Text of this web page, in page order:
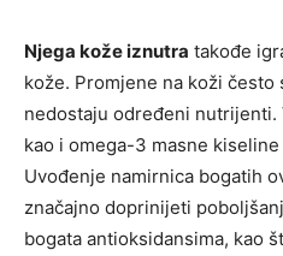
Njega kože iznutra takođe
kože. Promjene na koži često
nedostaju određeni nutrijenti.
kao i omega-3 masne
Uvođenje namirnica bogatih
značajno doprinijeti
bogata antioksidansima, kao